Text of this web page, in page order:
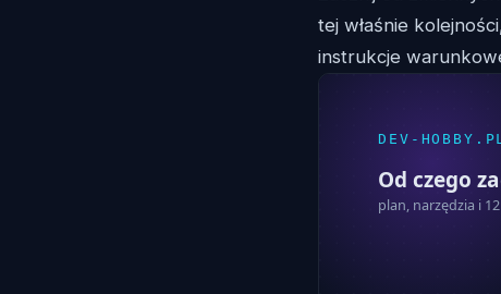
tej właśnie
instrukcje